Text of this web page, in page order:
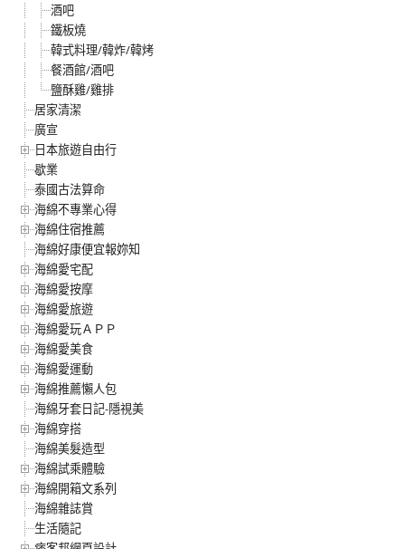
酒吧
鐵板燒
韓式料理/韓炸/韓烤
餐酒館/酒吧
鹽酥雞/雞排
居家清潔
廣宣
日本旅遊自由行
歇業
泰國古法算命
海綿不專業心得
海綿住宿推薦
海綿好康便宜報妳知
海綿愛宅配
海綿愛按摩
海綿愛旅遊
海綿愛玩ＡＰＰ
海綿愛美食
海綿愛運動
海綿推薦懶人包
海綿牙套日記-隱視美
海綿穿搭
海綿美髮造型
海綿試乘體驗
海綿開箱文系列
海綿雜誌賞
生活隨記